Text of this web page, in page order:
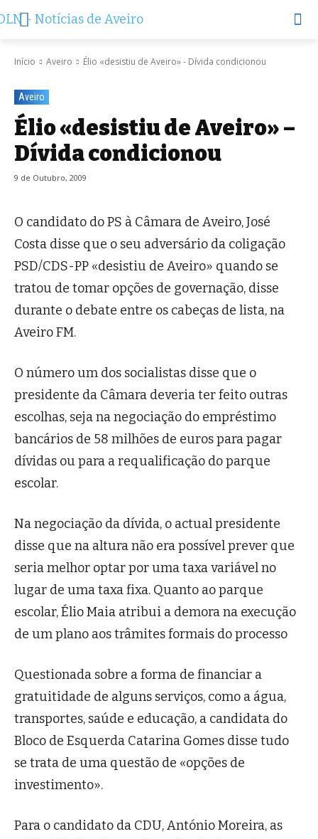
Início Aveiro Élio «desistiu de Aveiro» - Dívida condicionou
Aveiro
Élio «desistiu de Aveiro» –
Dívida condicionou
9 de Outubro, 2009
O candidato do PS à Câmara de Aveiro, José
Costa disse que o seu adversário da coligação
PSD/CDS-PP «desistiu de Aveiro» quando se
tratou de tomar opções de governação, disse
durante o debate entre os cabeças de lista, na
Aveiro FM.
O número um dos socialistas disse que o
presidente da Câmara deveria ter feito outras
escolhas, seja na negociação do empréstimo
bancários de 58 milhões de euros para pagar
dívidas ou para a requalificação do parque
escolar.
Na negociação da dívida, o actual presidente
disse que na altura não era possível prever que
seria melhor optar por uma taxa variável no
lugar de uma taxa fixa. Quanto ao parque
escolar, Élio Maia atribui a demora na execução
de um plano aos trâmites formais do processo
Questionada sobre a forma de financiar a
gratuitidade de alguns serviços, como a água,
transportes, saúde e educação, a candidata do
Bloco de Esquerda Catarina Gomes disse tudo
se trata de uma questão de «opções de
investimento».
Para o candidato da CDU, António Moreira, as